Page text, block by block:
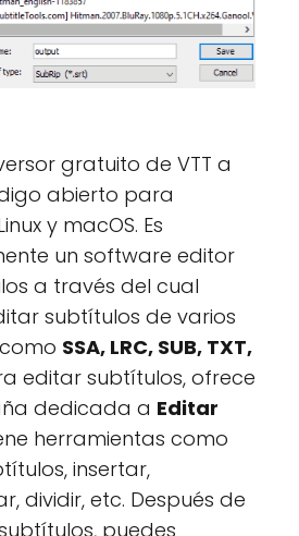
gratuito de VTT a
abierto para
y macOS. Es
un software editor
a través del cual
subtítulos de varios
SSA, LRC, SUB, TXT,
editar subtítulos, ofrece
dedicada a Editar
herramientas como
insertar,
dividir, etc. Después de
puedes